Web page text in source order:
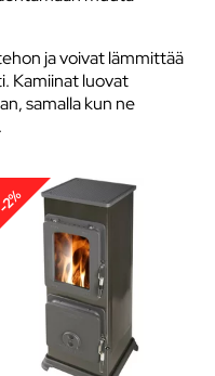
ja voivat lämmittää
Kamiinat luovat
samalla kun ne
-2%